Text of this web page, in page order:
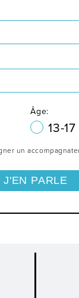
Âge:
13-17
un